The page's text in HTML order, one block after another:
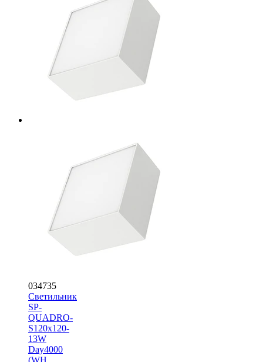
034735
Светильник
SP-
QUADRO-
S120x120-
13W
Day4000
(WH,